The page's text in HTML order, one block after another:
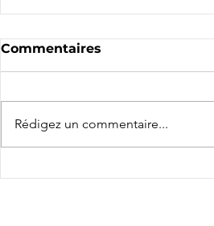
Commentaires
Rédigez un commentaire...